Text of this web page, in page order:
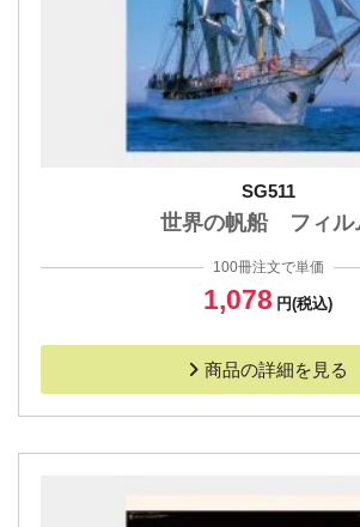
SG511
世界の帆船 フィル
100冊注文で単価
1,078 円(税込)
商品の詳細を見る